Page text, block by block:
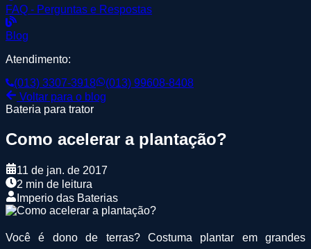
FAQ - Perguntas e Respostas
Blog
Atendimento:
(013) 3307-3918
(013) 99608-8408
Voltar para o blog
Bateria para trator
Como acelerar a plantação?
11 de jan. de 2017
2 min de leitura
Imperio das Baterias
Você é dono de terras? Costuma plantar em grandes